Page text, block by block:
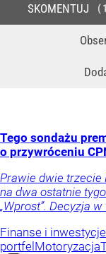
SKOMENTUJ 1
Tego sondażu
o przywróceniu
Prawie dwie trzecie
na dwa ostatnie
„Wprost”. Decyzja
Finanse i inwestycje
portfelMotoryzacja